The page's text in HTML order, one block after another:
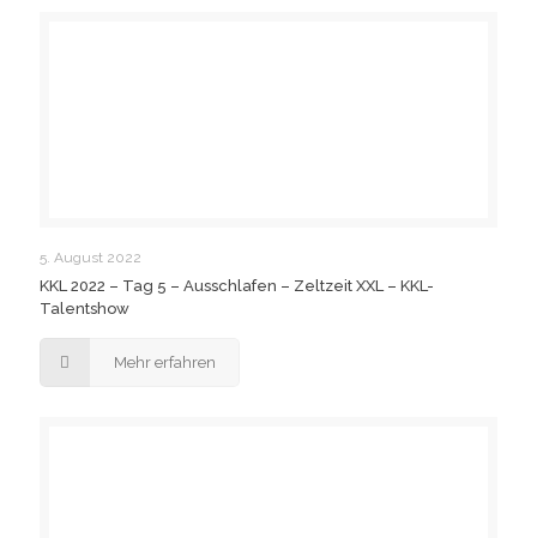
5. August 2022
KKL 2022 – Tag 5 – Ausschlafen – Zeltzeit XXL – KKL-
Talentshow
Mehr erfahren